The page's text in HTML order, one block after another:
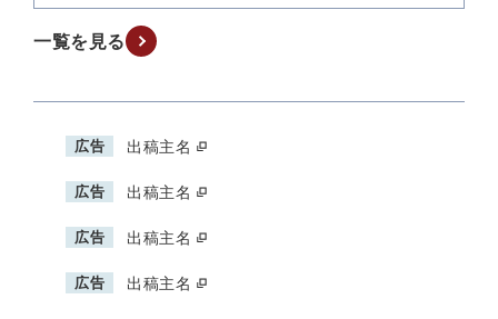
一覧を見る
広告 出稿主名
広告 出稿主名
広告 出稿主名
広告 出稿主名